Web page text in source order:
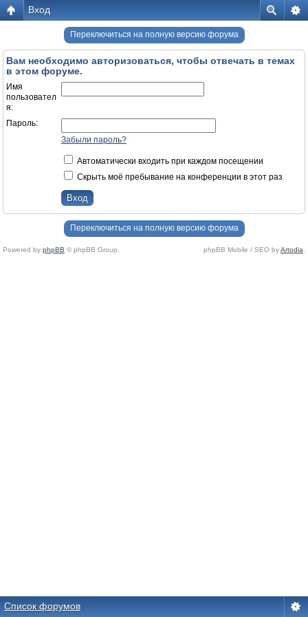
Вход
Переключиться на полную версию форума
Вам необходимо авторизоваться, чтобы отвечать в темах
в этом форуме.
Имя
пользовател
я:
Пароль:
Забыли пароль?
Автоматически входить при каждом посещении
Скрыть моё пребывание на конференции в этот раз
Переключиться на полную версию форума
Powered by phpBB © phpBB Group. phpBB Mobile / SEO byArtodia
Список форумов